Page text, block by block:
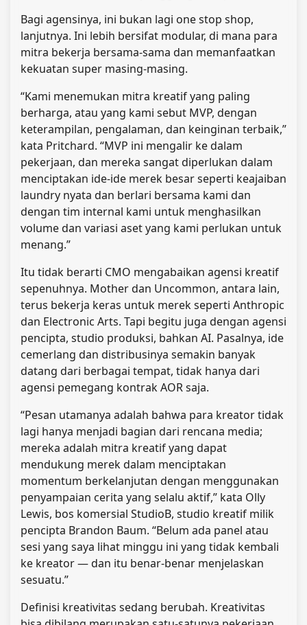
Bagi agensinya, ini bukan lagi one stop shop,
lanjutnya. Ini lebih bersifat modular, di mana para
mitra bekerja bersama-sama dan memanfaatkan
kekuatan super masing-masing.
“Kami menemukan mitra kreatif yang paling
berharga, atau yang kami sebut MVP, dengan
keterampilan, pengalaman, dan keinginan terbaik,”
kata Pritchard. “MVP ini mengalir ke dalam
pekerjaan, dan mereka sangat diperlukan dalam
menciptakan ide-ide merek besar seperti keajaiban
laundry nyata dan berlari bersama kami dan
dengan tim internal kami untuk menghasilkan
volume dan variasi aset yang kami perlukan untuk
menang.”
Itu tidak berarti CMO mengabaikan agensi kreatif
sepenuhnya. Mother dan Uncommon, antara lain,
terus bekerja keras untuk merek seperti Anthropic
dan Electronic Arts. Tapi begitu juga dengan agensi
pencipta, studio produksi, bahkan AI. Pasalnya, ide
cemerlang dan distribusinya semakin banyak
datang dari berbagai tempat, tidak hanya dari
agensi pemegang kontrak AOR saja.
“Pesan utamanya adalah bahwa para kreator tidak
lagi hanya menjadi bagian dari rencana media;
mereka adalah mitra kreatif yang dapat
mendukung merek dalam menciptakan
momentum berkelanjutan dengan menggunakan
penyampaian cerita yang selalu aktif,” kata Olly
Lewis, bos komersial StudioB, studio kreatif milik
pencipta Brandon Baum. “Belum ada panel atau
sesi yang saya lihat minggu ini yang tidak kembali
ke kreator — dan itu benar-benar menjelaskan
sesuatu.”
Definisi kreativitas sedang berubah. Kreativitas